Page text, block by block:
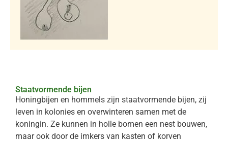
Staatvormende bijen
Honingbijen en hommels zijn staatvormende bijen, zij
leven in kolonies en overwinteren samen met de
koningin. Ze kunnen in holle bomen een nest bouwen,
maar ook door de imkers van kasten of korven